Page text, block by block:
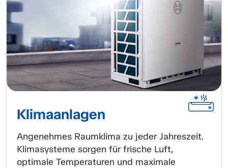
Klimaanlagen
Angenehmes Raumklima zu jeder Jahreszeit.
Klimasysteme sorgen für frische Luft,
optimale Temperaturen und maximale